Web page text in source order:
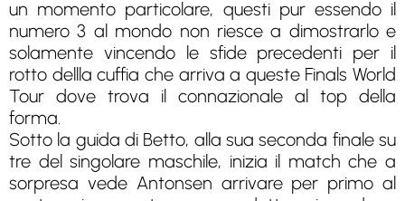
un momento particolare, questi pur essendo il
numero 3 al mondo non riesce a dimostrarlo e
solamente vincendo le sfide precedenti per il
rotto dellla cuffia che arriva a queste Finals World
Tour dove trova il connazionale al top della
forma.
Sotto la guida di Betto, alla sua seconda finale su
tre del singolare maschile, inizia il match che a
sorpresa vede Antonsen arrivare per primo al